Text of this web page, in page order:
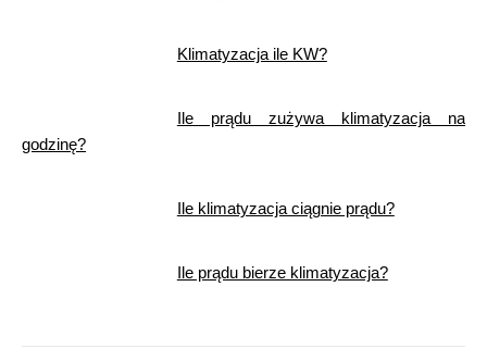
Klimatyzacja ile KW?
Ile prądu zużywa klimatyzacja na
godzinę?
Ile klimatyzacja ciągnie prądu?
Ile prądu bierze klimatyzacja?